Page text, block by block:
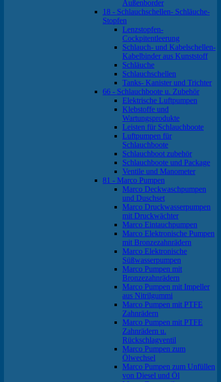
Außenborder
18 - Schlauchschellen- Schläuche-
Stopfen
Lenzstopfen-
Cockpitentleerung
Schlauch- und Kabelschellen-
Kabelbinder aus Kunststoff
Schläuche
Schlauchschellen
Tanks- Kanister und Trichter
66 - Schlauchboote u. Zubehör
Elektrische Luftpumpen
Klebstoffe und
Wartungsprodukte
Leisten für Schlauchboote
Luftpumpen für
Schlauchboote
Schlauchboot zubehör
Schlauchboote und Package
Ventile und Manometer
81 - Marco Pumpen
Marco Deckwaschpumpen
und Duschset
Marco Druckwasserpumpen
mit Druckwächter
Marco Eintauchpumpen
Marco Elektronische Pumpen
mit Bronzezahnrädern
Marco Elektronische
Süßwasserpumpen
Marco Pumpen mit
Bronzezahnrädern
Marco Pumpen mit Impeller
aus Nitrilgummi
Marco Pumpen mit PTFE
Zahnrädern
Marco Pumpen mit PTFE
Zahnrädern u.
Rückschlagventil
Marco Pumpen zum
Ölwechsel
Marco Pumpen zum Unfüllen
von Diesel und Öl